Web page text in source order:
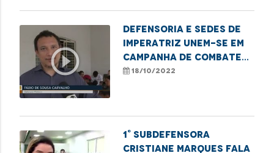
play_circle_outline
Defensoria e SEDES de
Imperatriz unem-se em
campanha de combate
ao sub-registro
18/10/2022
1° Subdefensora
Cristiane Marques fala